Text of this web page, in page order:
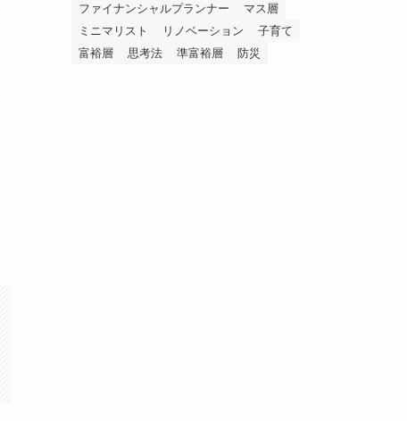
ファイナンシャルプランナー
マス層
ミニマリスト
リノベーション
子育て
富裕層
思考法 準富裕層 防災